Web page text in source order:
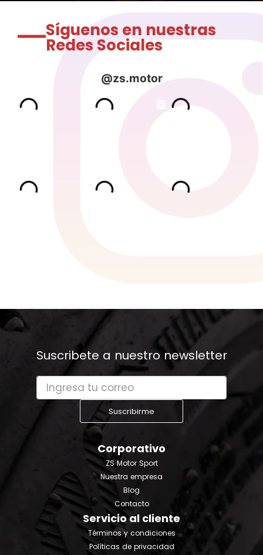
Síguenos en nuestras
Redes Sociales
Suscribete a nuestro newsletter
Suscribirme
Corporativo
ZS Motor Sport
Nuestra empresa
Blog
Contacto
Servicio al cliente
Términos y condiciones
Políticas de privacidad